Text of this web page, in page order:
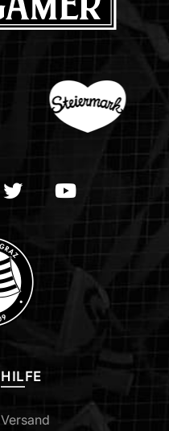
HILFE
Versand